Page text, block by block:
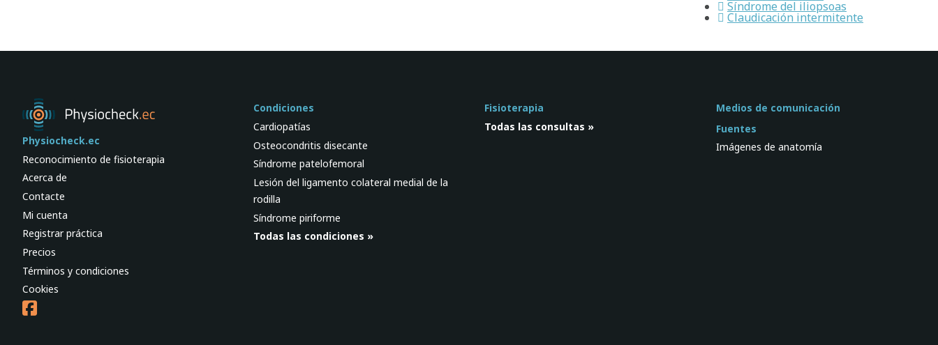
Síndrome del iliopsoas
Claudicación intermitente
Physiocheck.ec
Reconocimiento de fisioterapia
Acerca de
Contacte
Mi cuenta
Registrar práctica
Precios
Términos y condiciones
Cookies
Condiciones
Cardiopatías
Osteocondritis disecante
Síndrome patelofemoral
Lesión del ligamento colateral medial de la
rodilla
Síndrome piriforme
Todas las condiciones »
Fisioterapia
Todas las consultas »
Medios de comunicación
Fuentes
Imágenes de anatomía